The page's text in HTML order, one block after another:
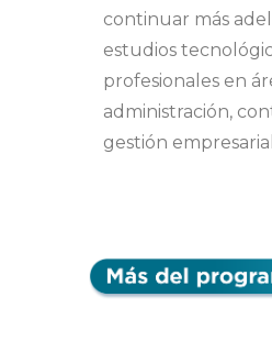
continuar más
estudios
profesionales en
administración,
gestión